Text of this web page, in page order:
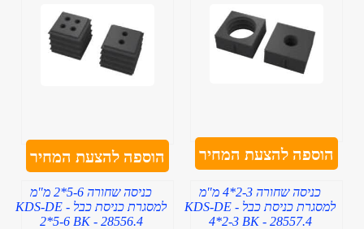
הוספה להצעת המחיר הוספה להצעת המחיר
כניסה שחורה 2-3*4 מ"מ
למסגרת כניסת כבל - KDS-DE
4*2-3 BK - 28557.4
כניסה שחורה 5-6*2 מ"מ
למסגרת כניסת כבל - KDS-DE
2*5-6 BK - 28556.4